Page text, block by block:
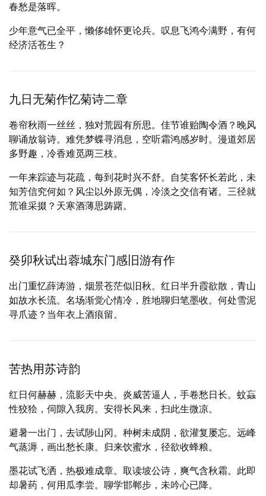
春愁是落晖。
少年意气已全平，懒侈雄怀更论兵。叹息飞鸿今满野，有何
经济活苍生？
九日无菊作忆菊诗二章
卷帘秋雨一丝丝，独对荒园有所思。佳节谁贻陶令酒？晚风
聊诵放翁诗。难凭梦蝶寻消息，空听霜鸿感岁时。漫道郊居
多野趣，冷香难觅两三枝。
一年来踪迹与花疏，每到花时兴不舒。自笑客怀长若此，未
知芳信究何如？风尘以外原无偶，冷淡之交信有诸。三径就
荒谁采掇？天寒酒薄思踌躇。
癸卯秋试出蓉城东门感旧游有作
出门重忆薛涛游，烟景苍茫似旧秋。红日半升霞欲散，青山
如故水长流。名场渐觉心情冷，胜地聊归笔墨收。何处雪泥
寻爪迹？当年衣上酒痕留。
苦热用苏诗韵
红日何赫赫，流影天中央。炎威苦逼人，手卷愁日长。蚊蝱
性狡狯，伺隙入我房。安得长风来，扫此生微凉。
避暑一出门，去试陟山冈。种树未成阴，欲灌复屡忘。远峰
气蒸溽，画出愁长康。归来饮蜜水，径欲收蜂粮。
墨花试飞洒，热极难成章。取读坡公诗，爽气含秋霜。此即
却暑药，何用瓜李尝。聊学邯郸步，未吟心已降。